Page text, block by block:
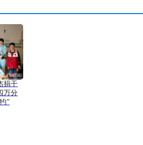
捐干
万分
”